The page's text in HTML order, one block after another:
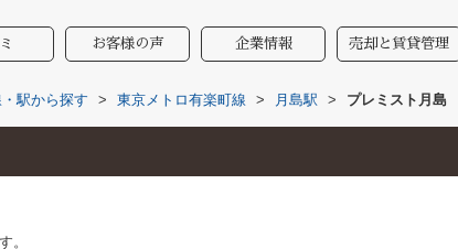
お客様の声 企業情報 売却と賃貸管理
駅から探す > 東京メトロ有楽町線 > 月島駅 > プレミスト月島
。